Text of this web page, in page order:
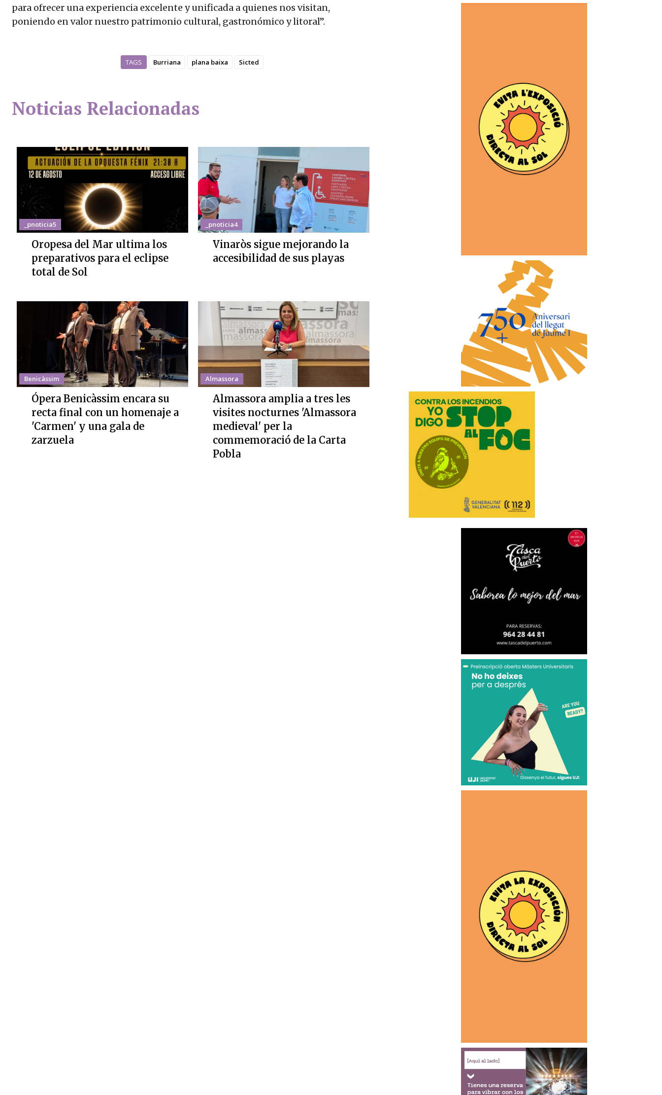
para ofrecer una experiencia excelente y unificada a quienes nos visitan,
poniendo en valor nuestro patrimonio cultural, gastronómico y litoral”.
TAGS Burriana plana baixa Sicted
Noticias Relacionadas
_pnoticia5
Oropesa del Mar ultima los
preparativos para el eclipse
total de Sol
_pnoticia4
Vinaròs sigue mejorando la
accesibilidad de sus playas
Benicàssim
Ópera Benicàssim encara su
recta final con un homenaje a
'Carmen' y una gala de
zarzuela
Almassora
Almassora amplia a tres les
visites nocturnes 'Almassora
medieval' per la
commemoració de la Carta
Pobla